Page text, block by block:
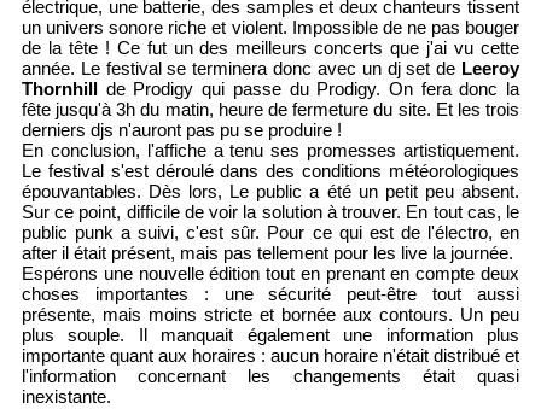
électrique, une batterie, des samples et deux chanteurs tissent
un univers sonore riche et violent. Impossible de ne pas bouger
de la tête ! Ce fut un des meilleurs concerts que j'ai vu cette
année. Le festival se terminera donc avec un dj set de Leeroy
Thornhillde Prodigy qui passe du Prodigy. On fera donc la
fête jusqu'à 3h du matin, heure de fermeture du site. Et les trois
derniers djs n'auront pas pu se produire !
En conclusion, l'affiche a tenu ses promesses artistiquement.
Le festival s'est déroulé dans des conditions météorologiques
épouvantables. Dès lors, Le public a été un petit peu absent.
Sur ce point, difficile de voir la solution à trouver. En tout cas, le
public punk a suivi, c'est sûr. Pour ce qui est de l'électro, en
after il était présent, mais pas tellement pour les live la journée.
Espérons une nouvelle édition tout en prenant en compte deux
choses importantes : une sécurité peut-être tout aussi
présente, mais moins stricte et bornée aux contours. Un peu
plus souple. Il manquait également une information plus
importante quant aux horaires : aucun horaire n'était distribué et
l'information concernant les changements était quasi
inexistante.